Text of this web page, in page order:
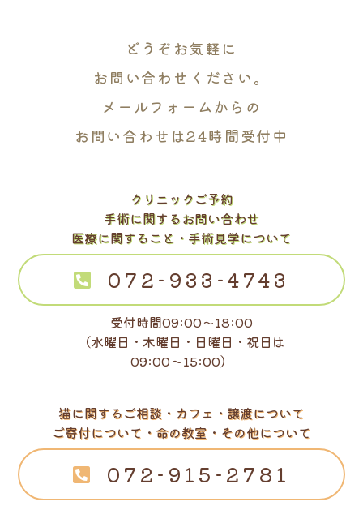
どうぞお気軽に
お問い合わせください。
メールフォームからの
お問い合わせは24時間受付中
クリニックご予約
手術に関するお問い合わせ
医療に関すること・手術見学について
072-933-4743
受付時間09:00～18:00
（水曜日・木曜日・日曜日・祝日は
09:00～15:00）
猫に関するご相談・カフェ・譲渡について
ご寄付について・命の教室・その他について
072-915-2781